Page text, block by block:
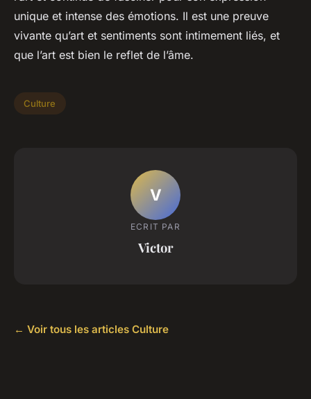
unique et intense des émotions. Il est une preuve
vivante qu’art et sentiments sont intimement liés, et
que l’art est bien le reflet de l’âme.
Culture
V
ECRIT PAR
Victor
← Voir tous les articles Culture